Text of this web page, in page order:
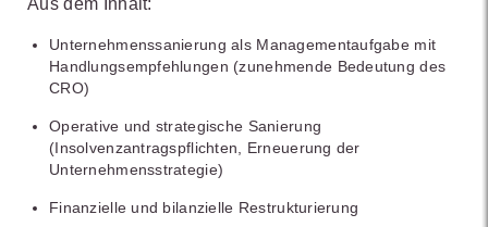
Aus dem Inhalt:
Unternehmenssanierung als Managementaufgabe mit
Handlungsempfehlungen (zunehmende Bedeutung des
CRO)
Operative und strategische Sanierung
(Insolvenzantragspflichten, Erneuerung der
Unternehmensstrategie)
Finanzielle und bilanzielle Restrukturierung